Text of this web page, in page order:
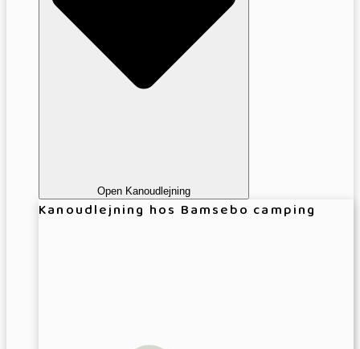
Open Kanoudlejning
Kanoudlejning hos Bamsebo camping